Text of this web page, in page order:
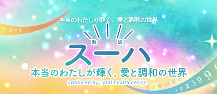
本当のわたしが輝く、愛と調和の世界